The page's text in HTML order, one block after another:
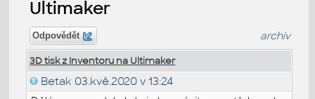
Ultimaker
Odpovědět archiv
3D tisk z Inventoru na Ultimaker
Betak 03.kvě.2020 v 13:24